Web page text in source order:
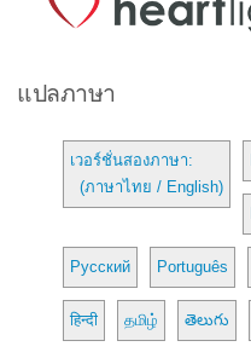
แปลภาษา
เวอร์ชั่นสองภาษา:
(ภาษาไทย / English)
Русский Português
हिन्दी தமிழ் తెలుగు